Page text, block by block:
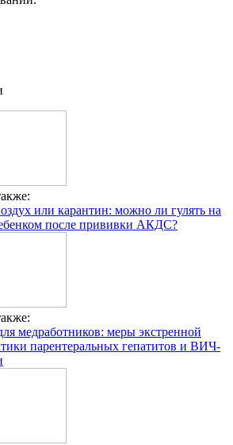
или карантин: можно ли гулять на
после прививки АКДС?
медработников: меры экстренной
парентеральных гепатитов и ВИЧ-